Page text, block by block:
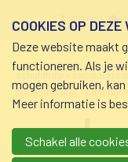
schuldhulp • sociaal
budgetbeheer •
Main navigation
COOKIES OP
Deze website maakt
functioneren. Als je
mogen gebruiken,
Meer informatie is
Schakel alle